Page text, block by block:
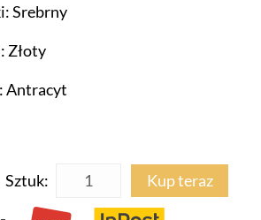
Srebrny
Złoty
Antracyt
Sztuk: Kup teraz